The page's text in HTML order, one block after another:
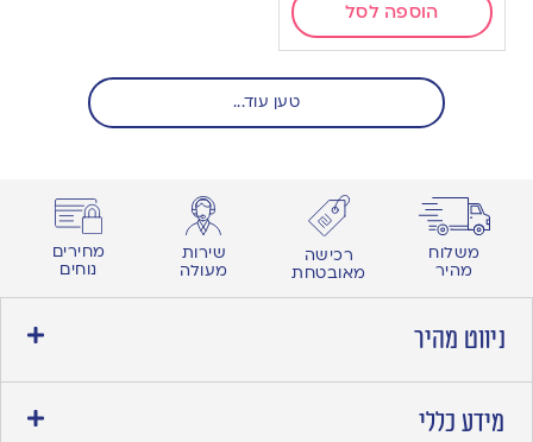
הוספה לסל
טען עוד...
משלוח
מהיר
רכישה
מאובטחת
שירות
מעולה
מחירים
נוחים
ניווט מהיר
מידע כללי